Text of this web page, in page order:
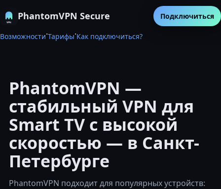
PhantomVPN Secure
Возможности·Тарифы·Как подключиться?
Подключиться
PhantomVPN —
стабильный VPN для
Smart TV с высокой
скоростью — в Санкт-
Петербурге
PhantomVPN подходит для популярных устройств: